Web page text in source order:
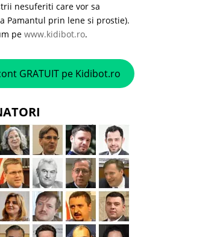
nesuferiti care vor sa
Pamantul prin lene si prostie).
pewww.kidibot.ro.
GRATUIT pe Kidibot.ro